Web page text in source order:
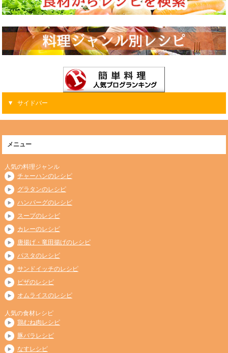
サイドバー
メニュー
人気の料理ジャンル
チャーハンのレシピ
グラタンのレシピ
ハンバーグのレシピ
スープのレシピ
カレーのレシピ
唐揚げ・竜田揚げのレシピ
パスタのレシピ
サンドイッチのレシピ
ピザのレシピ
オムライスのレシピ
人気の食材レシピ
鶏むね肉レシピ
豚バラレシピ
なすレシピ